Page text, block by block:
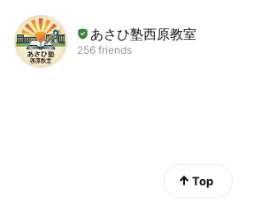
あさひ塾西原教室
256 friends
Top